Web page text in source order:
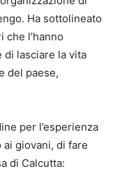
Ha sottolineato
che l’hanno
di lasciare la vita
del paese,
per l’esperienza
giovani, di fare
di Calcutta: